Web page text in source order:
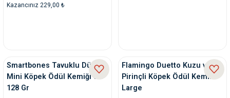
Kazancınız 229,00 ₺
Smartbones Tavuklu Düğüm
Mini Köpek Ödül Kemiği 8'li
128 Gr
Flamingo Duetto Kuzu ve
Pirinçli Köpek Ödül Kemik
Large